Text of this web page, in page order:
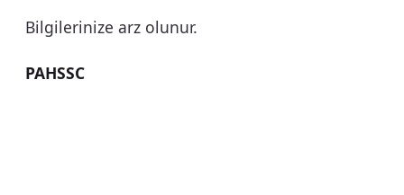
Bilgilerinize arz olunur.
PAHSSC